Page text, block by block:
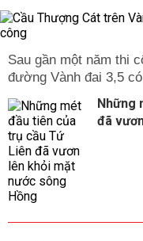
Sau gần một năm thi
đường Vành đai 3,5
Những
đã